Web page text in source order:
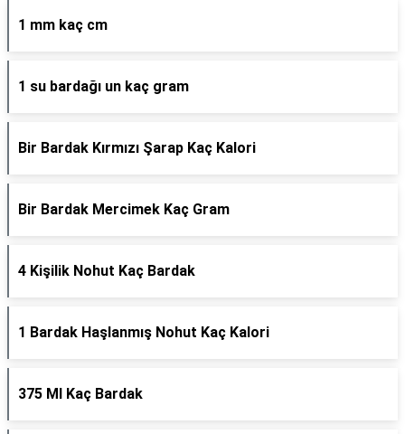
1 mm kaç cm
1 su bardağı un kaç gram
Bir Bardak Kırmızı Şarap Kaç Kalori
Bir Bardak Mercimek Kaç Gram
4 Kişilik Nohut Kaç Bardak
1 Bardak Haşlanmış Nohut Kaç Kalori
375 Ml Kaç Bardak